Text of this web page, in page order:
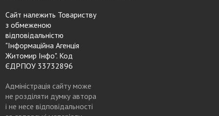
Сайт належить Товариству
з обмеженою
відповідальністю
"Інформаційна Агенція
Житомир Інфо". Код
ЄДРПОУ 33732896
Адміністрація сайту може
не розділяти думку автора
і не несе відповідальності